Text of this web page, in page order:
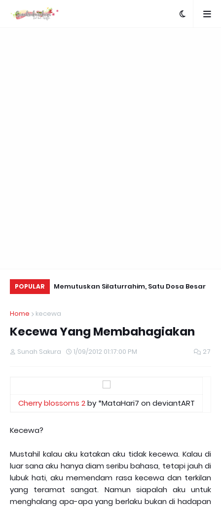
POPULAR
Valentine~ Memutuskan Silaturrahim, Satu Dosa Besar
Home
kecewa
Kecewa Yang Membahagiakan
Sunah Sakura 1/09/2012 01:17:00 PM 27
Cherry blossoms 2by *MataHari7 on deviantART
Kecewa?
Mustahil kalau aku katakan aku tidak kecewa. Kalau di
luar sana aku hanya diam seribu bahasa, tetapi jauh di
lubuk hati, aku memendam rasa kecewa dan terkilan
yang teramat sangat. Namun siapalah aku untuk
menghalang apa-apa yang berlaku bukan di hadapan